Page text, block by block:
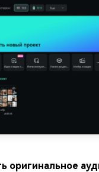
оригинальное